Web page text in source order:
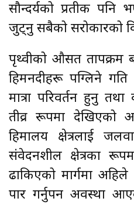
सौन्दर्यको प्रतीक
जुट्नु सबैको सरोकारको
पृथ्वीको औसत तापक्रम
हिमनदीहरू पग्लिने
मात्रा परिवर्तन हुनु तथा
तीव्र रूपमा देखिएको
हिमालय क्षेत्रलाई
संवेदनशील क्षेत्रका
ढाकिएको मार्गमा अहिले
पार गर्नुपर्ने अवस्था